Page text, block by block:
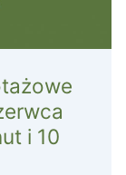
i 10